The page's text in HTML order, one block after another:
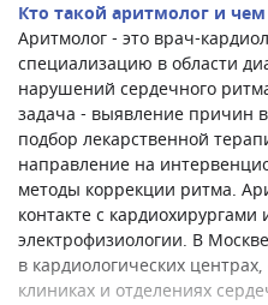
Кто такой аритмолог и
Аритмолог - это врач-
специализацию в области
нарушений сердечного
задача - выявление причин
подбор лекарственной
направление на
методы коррекции ритма.
контакте с
электрофизиологии. В
в кардиологических
клиниках и отделениях